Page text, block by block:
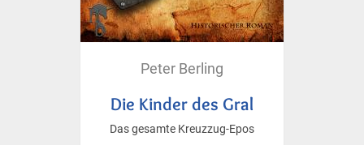
Peter Berling
Die Kinder des Gral
Das gesamte Kreuzzug-Epos